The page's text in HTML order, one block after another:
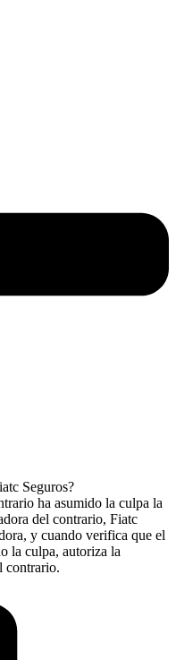
Seguros?
ha asumido la culpa la
del contrario, Fiatc
y cuando verifica que el
la culpa, autoriza la
contrario.